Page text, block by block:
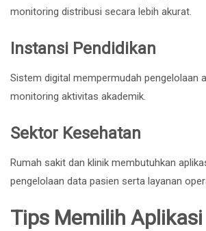
monitoring distribusi secara lebih akurat.
Instansi Pendidikan
Sistem digital mempermudah pengelolaan
monitoring aktivitas akademik.
Sektor Kesehatan
Rumah sakit dan klinik membutuhkan
pengelolaan data pasien serta layanan
Tips Memilih Aplikasi